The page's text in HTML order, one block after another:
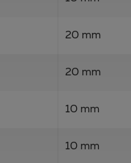
20 mm
20 mm
10 mm
10 mm